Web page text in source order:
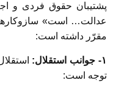
پشتیبان حقوق فردی و
عدالت… است»
مقرّر داشته است:
۱- جوانب استقلال:
توجه است: